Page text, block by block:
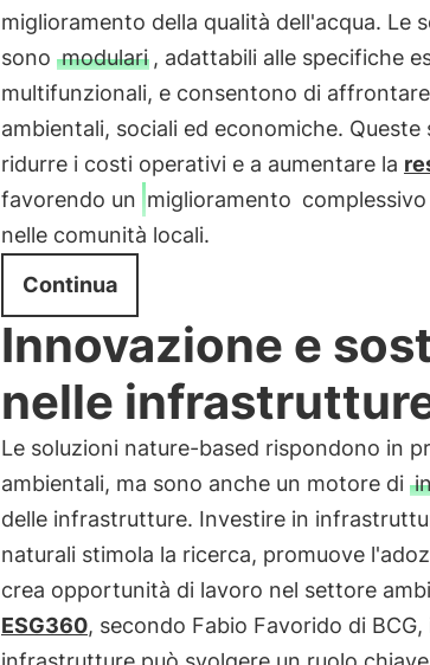
miglioramento della qualità dell'acqua. Le
sono modulari , adattabili alle specifiche
multifunzionali, e consentono di
ambientali, sociali ed economiche.
ridurre i costi operativi e a aumentare la
favorendo un miglioramento
nelle comunità locali.
Continua
Innovazione e
nelle
Le soluzioni nature-based rispondono in
ambientali, ma sono anche un motore di
delle infrastrutture. Investire in
naturali stimola la ricerca, promuove
crea opportunità di lavoro nel settore
ESG360, secondo Fabio Favorido di